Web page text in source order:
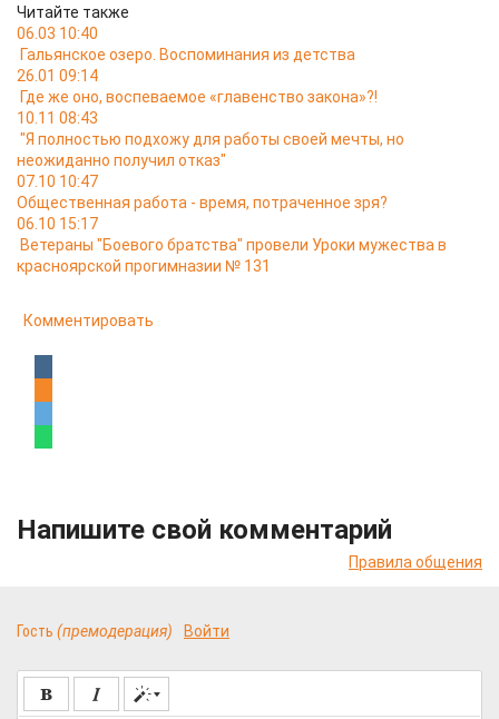
Читайте также
06.03 10:40
Гальянское озеро. Воспоминания из детства
26.01 09:14
Где же оно, воспеваемое «главенство закона»?!
10.11 08:43
"Я полностью подхожу для работы своей мечты, но
неожиданно получил отказ"
07.10 10:47
Общественная работа - время, потраченное зря?
06.10 15:17
Ветераны "Боевого братства" провели Уроки мужества в
красноярской прогимназии № 131
Комментировать
Напишите свой комментарий
Правила общения
Гость (премодерация) Войти